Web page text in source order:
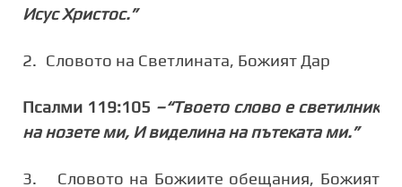
Исус Христос.”
2. Словото на Светлината, Божият Дар
Псалми 119:105 –“Твоето слово е светилник
на нозете ми, И виделина на пътеката ми.”
3.
Словото на Божиите обещания, Божият